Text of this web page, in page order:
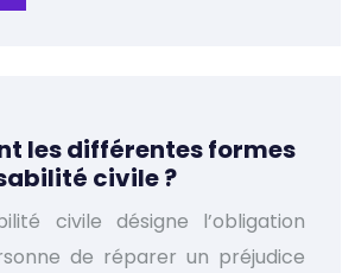
les différentes formes
civile ?
civile désigne l’obligation
de réparer un préjudice